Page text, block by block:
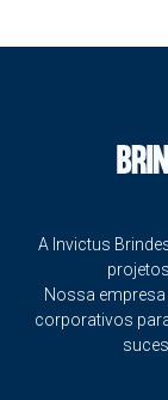
A Invictus
Nossa
corporativos